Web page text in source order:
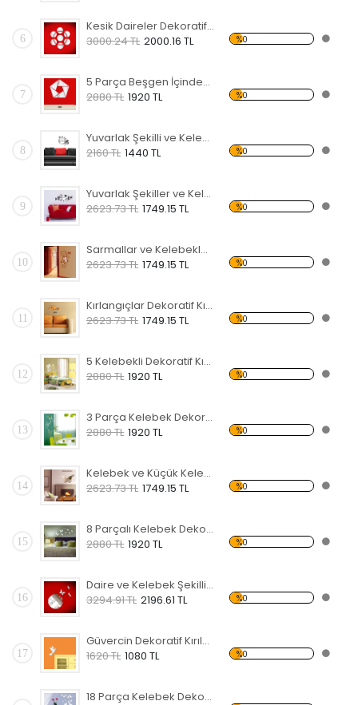
6
Kesik Daireler Dekoratif Kırılmaz Ayna
3000.24 TL 2000.16 TL %0
7
5 Parça Beşgen İçindeki Şekiller Dekoratif Kırılmaz Ayna
2880 TL 1920 TL %0
8
Yuvarlak Şekilli ve Kelebekli Dekoratif Kırılmaz Ayna
2160 TL 1440 TL %0
9
Yuvarlak Şekiller ve Kelebekler Dekoratif Kırılmaz Ayna
2623.73 TL 1749.15 TL %0
10
Sarmallar ve Kelebekler Şekilli Dekoratif Kırılmaz Ayna
2623.73 TL 1749.15 TL %0
11
Kırlangıçlar Dekoratif Kırılmaz Ayna
2623.73 TL 1749.15 TL %0
12
5 Kelebekli Dekoratif Kırılmaz Ayna
2880 TL 1920 TL %0
13
3 Parça Kelebek Dekoratif Kırılmaz Ayna
2880 TL 1920 TL %0
14
Kelebek ve Küçük Kelebekler Dekoratif Kırılmaz Ayna
2623.73 TL 1749.15 TL %0
15
8 Parçalı Kelebek Dekoratif Kırılmaz Ayna
2880 TL 1920 TL %0
16
Daire ve Kelebek Şekilli Dekoratif Kırılmaz Ayna
3294.91 TL 2196.61 TL %0
17
Güvercin Dekoratif Kırılmaz Ayna
1620 TL 1080 TL %0
18 Parça Kelebek Dekoratif Kırılmaz Ayna